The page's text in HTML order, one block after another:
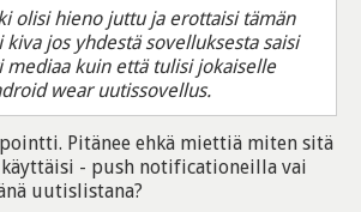
olisi hieno juttu ja erottaisi tämän
jos yhdestä sovelluksesta saisi
mediaa kuin että tulisi jokaiselle
wear uutissovellus.
Pitänee ehkä miettiä miten sitä
- push notificationeilla vai
uutislistana?